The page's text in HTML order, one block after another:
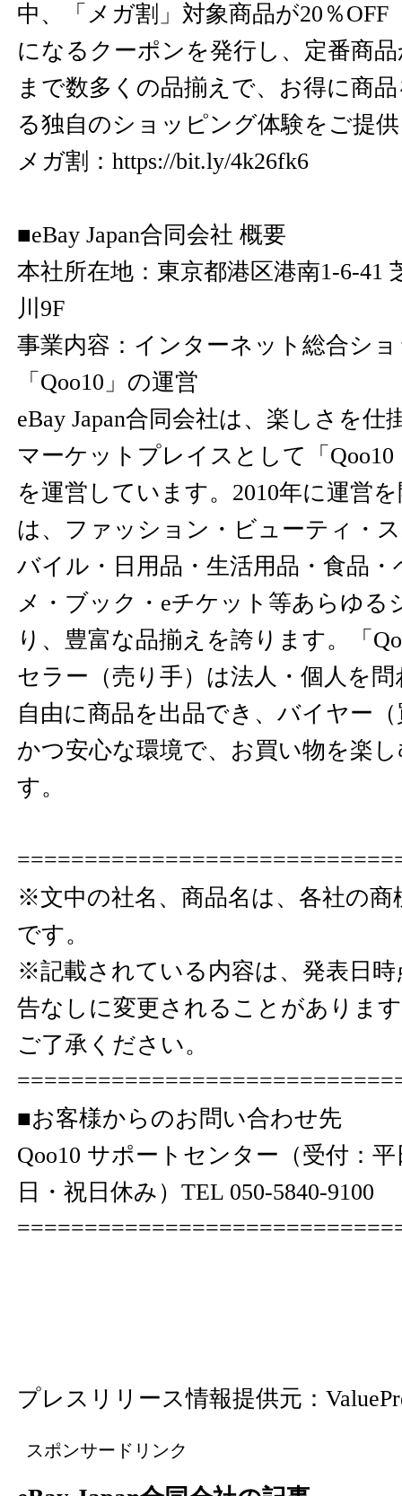
中、「メガ割」対象商品が20％OFF
になるクーポンを発行し、定番商
まで数多くの品揃えで、お得に商
る独自のショッピング体験をご提
メガ割： https://bit.ly/4k26fk6
■eBay Japan合同会社 概要
本社所在地：東京都港区港南1-6-41
川9F
事業内容：インターネット総合シ
「Qoo10」の運営
eBay Japan合同会社は、楽しさを
マーケットプレイスとして「
を運営しています。2010年に運営
は、ファッション・ビューティ・
バイル・日用品・生活用品・食品
メ・ブック・eチケット等あらゆる
り、豊富な品揃えを誇ります。「
セラー（売り手）は法人・個人を
自由に商品を出品でき、バイヤー
かつ安心な環境で、お買い物を楽
す。
※文中の社名、商品名は、各社の商
です。
※記載されている内容は、発表日
告なしに変更されることがありま
ご了承ください。
■お客様からのお問い合わせ先
Qoo10 サポートセンター（受付：
日・祝日休み）TEL 050-5840-9100
プレスリリース情報提供元：
スポンサードリンク